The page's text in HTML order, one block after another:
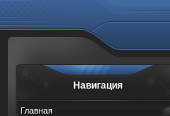
Навигация
Главная